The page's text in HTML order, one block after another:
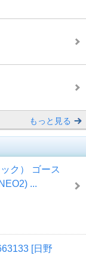
もっと見る
ク） ゴース
...
[日野